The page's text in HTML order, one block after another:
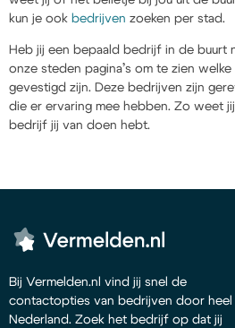
kun je ook bedrijven zoeken per stad.
Heb jij een bepaald bedrijf in de buurt
onze steden pagina’s om te zien welke
gevestigd zijn. Deze bedrijven zijn
die er ervaring mee hebben. Zo weet
bedrijf jij van doen hebt.
Bij Vermelden.nl vind jij snel de
contactopties van bedrijven door heel
Nederland. Zoek het bedrijf op dat jij